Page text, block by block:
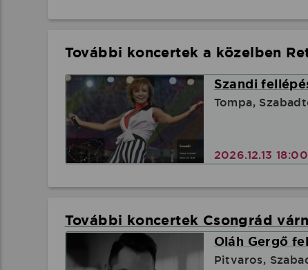
További koncertek a közelben
Szandi
Tompa,
2026.12.13
További koncertek Csongrád
Oláh Gergő
Pitvaros,